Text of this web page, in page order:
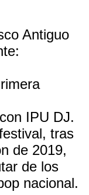
Antiguo
IPU DJ.
tras
de 2019,
de los
nacional.